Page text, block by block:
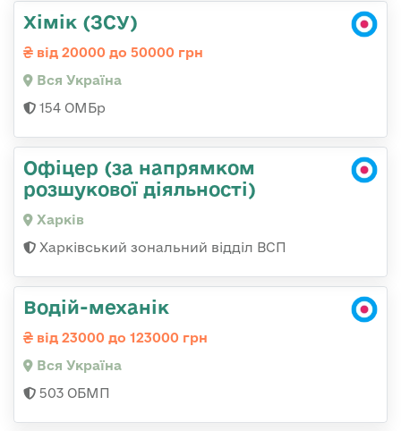
Хімік (ЗСУ)
від 20000 до 50000 грн
Вся Україна
154 ОМБр
Офіцер (за напрямком
розшукової діяльності)
Харків
Харківський зональний відділ ВСП
Водій-механік
від 23000 до 123000 грн
Вся Україна
503 ОБМП